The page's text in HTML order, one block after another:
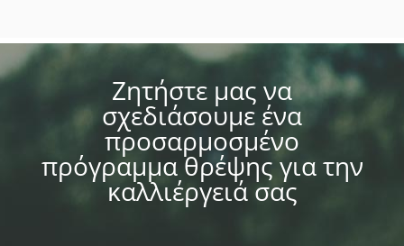
Ζητήστε μας να
σχεδιάσουμε ένα
προσαρμοσμένο
πρόγραμμα θρέψης για την
καλλιέργειά σας